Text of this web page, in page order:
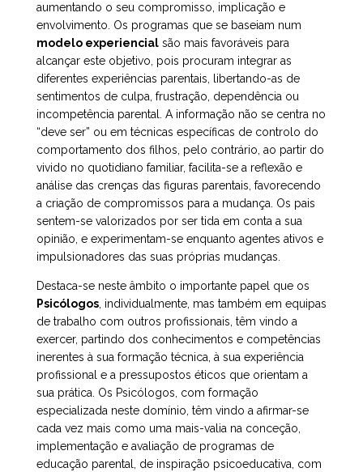
aumentando o seu compromisso, implicação e
envolvimento. Os programas que se baseiam num
modelo experiencial são mais favoráveis para
alcançar este objetivo, pois procuram integrar as
diferentes experiências parentais, libertando-as de
sentimentos de culpa, frustração, dependência ou
incompetência parental. A informação não se centra no
“deve ser” ou em técnicas específicas de controlo do
comportamento dos filhos, pelo contrário, ao partir do
vivido no quotidiano familiar, facilita-se a reflexão e
análise das crenças das figuras parentais, favorecendo
a criação de compromissos para a mudança. Os pais
sentem-se valorizados por ser tida em conta a sua
opinião, e experimentam-se enquanto agentes ativos e
impulsionadores das suas próprias mudanças.
Destaca-se neste âmbito o importante papel que os
Psicólogos , individualmente, mas também em equipas
de trabalho com outros profissionais, têm vindo a
exercer, partindo dos conhecimentos e competências
inerentes à sua formação técnica, à sua experiência
profissional e a pressupostos éticos que orientam a
sua prática. Os Psicólogos, com formação
especializada neste domínio, têm vindo a afirmar-se
cada vez mais como uma mais-valia na conceção,
implementação e avaliação de programas de
educação parental, de inspiração psicoeducativa, com